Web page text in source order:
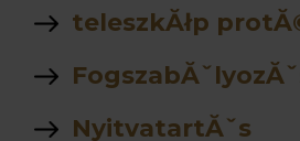
teleszkĂłp
NyitvatartĂˇs